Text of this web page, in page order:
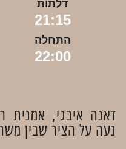
דלתות
21:15
התחלה
22:00
​דאנה איבגי, אמנית
נעה על הציר שבין